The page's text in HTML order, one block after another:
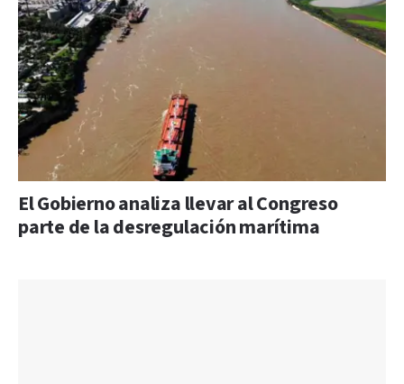
El Gobierno analiza llevar al Congreso
parte de la desregulación marítima